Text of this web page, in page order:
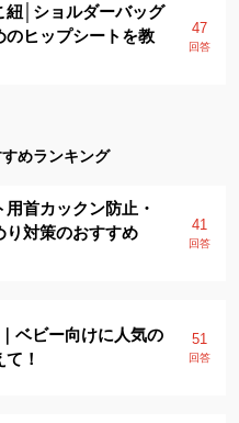
紐│ショルダーバッグ
のヒップシートを教
47
回答
めランキング
首カックン防止・
り対策のおすすめ
41
回答
ベビー向けに人気の
！
51
回答